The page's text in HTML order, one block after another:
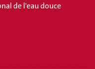
de l'eau douce